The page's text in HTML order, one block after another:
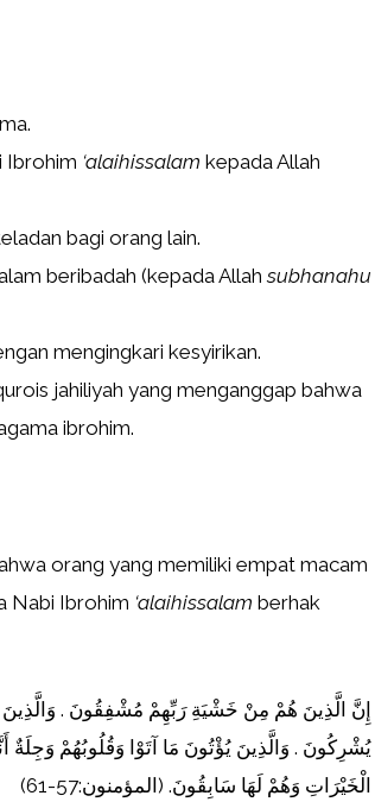
Ibrohim ‘alaihissalam kepada Allah
bagi orang lain.
beribadah (kepada Allahsubhanahu
mengingkari kesyirikan.
jahiliyah yang menganggap bahwa
ibrohim.
orang yang memiliki empat macam
Nabi Ibrohim ‘alaihissalam berhak
إِنَّ الَّذِينَ هُمْ مِنْ خَشْيَةِ رَبِّهِمْ مُشْفِقُونَ . وَالَّذِينَ
يُشْرِكُونَ . وَالَّذِينَ يُؤْتُونَ مَا آتَوْا وَقُلُوبُهُمْ
الْخَيْرَاتِ وَهُمْ لَهَا سَابِقُونَ. (المؤمنون:57-61)